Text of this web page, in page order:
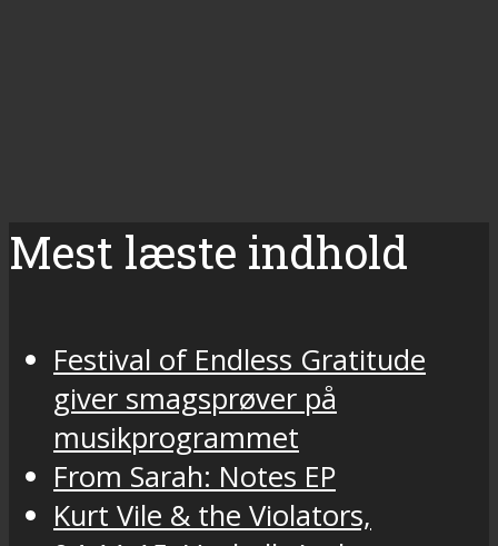
Mest læste indhold
Festival of Endless Gratitude
giver smagsprøver på
musikprogrammet
From Sarah: Notes EP
Kurt Vile & the Violators,